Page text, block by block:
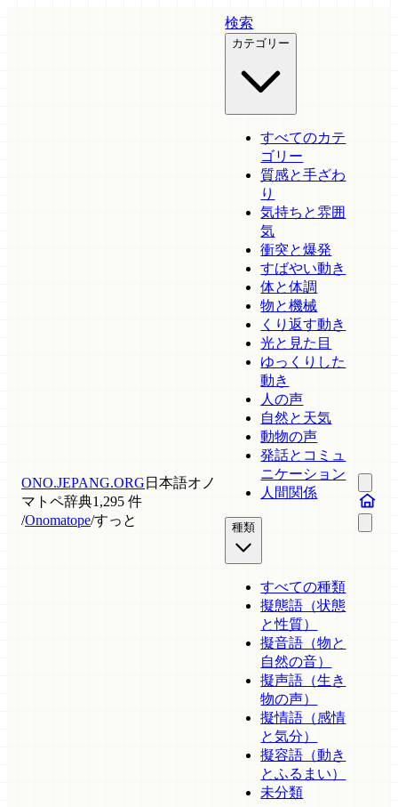
ONO.JEPANG.ORG 日本語オノ
マトペ辞典1,295 件
/Onomatope/すっと
検索
カテゴリー
すべてのカテ
ゴリー
質感と手ざわ
り
気持ちと雰囲
気
衝突と爆発
すばやい動き
体と体調
物と機械
くり返す動き
光と見た目
ゆっくりした
動き
人の声
自然と天気
動物の声
発話とコミュ
ニケーション
人間関係
種類
すべての種類
擬態語（状態
と性質）
擬音語（物と
自然の音）
擬声語（生き
物の声）
擬情語（感情
と気分）
擬容語（動き
とふるまい）
未分類